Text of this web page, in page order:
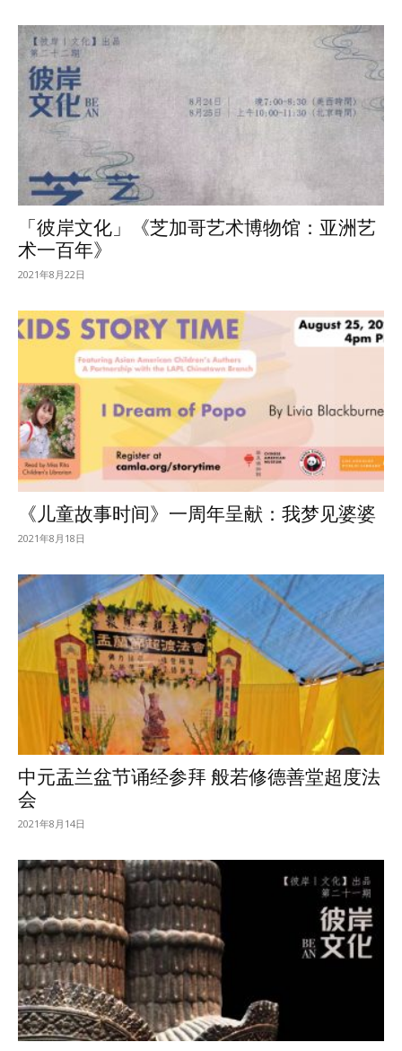
「彼岸文化」《芝加哥艺术博物馆：亚洲艺
术一百年》
2021年8月22日
《儿童故事时间》一周年呈献：我梦见婆婆
2021年8月18日
中元盂兰盆节诵经参拜 般若修德善堂超度法
会
2021年8月14日